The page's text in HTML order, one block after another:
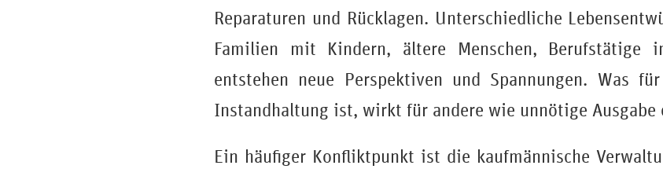
Reparaturen und Rücklagen. Unterschiedliche
Familien mit Kindern, ältere Menschen, Berufstätige
entstehen neue Perspektiven und Spannungen. Was
Instandhaltung ist, wirkt für andere wie unnötige Ausgabe
Ein häufiger Konfliktpunkt ist die kaufmännische